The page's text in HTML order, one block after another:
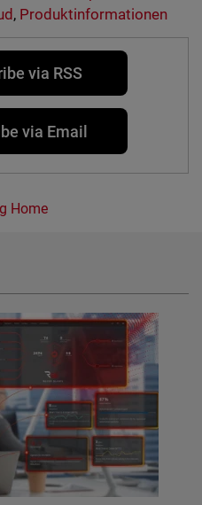
, Produktinformationen
via RSS
via Email
Home